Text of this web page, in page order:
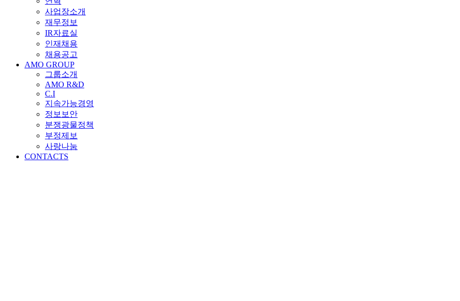
사업장소개
재무정보
IR자료실
인재채용
채용공고
AMO GROUP
그룹소개
AMO R&D
C.I
지속가능경영
정보보안
분쟁광물정책
부정제보
사랑나눔
CONTACTS